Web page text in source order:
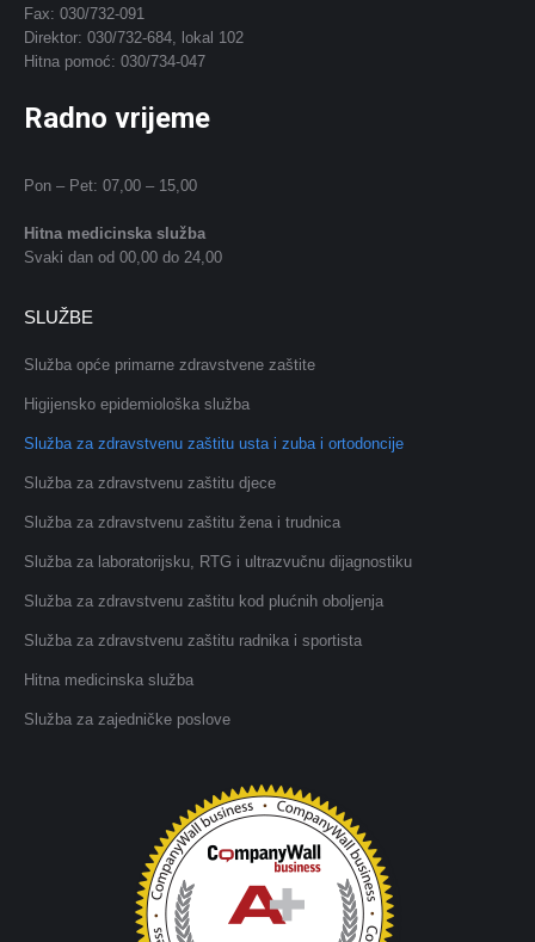
Fax: 030/732-091
Direktor: 030/732-684, lokal 102
Hitna pomoć: 030/734-047
Radno vrijeme
Pon – Pet: 07,00 – 15,00
Hitna medicinska služba
Svaki dan od 00,00 do 24,00
SLUŽBE
Služba opće primarne zdravstvene zaštite
Higijensko epidemiološka služba
Služba za zdravstvenu zaštitu usta i zuba i ortodoncije
Služba za zdravstvenu zaštitu djece
Služba za zdravstvenu zaštitu žena i trudnica
Služba za laboratorijsku, RTG i ultrazvučnu dijagnostiku
Služba za zdravstvenu zaštitu kod plućnih oboljenja
Služba za zdravstvenu zaštitu radnika i sportista
Hitna medicinska služba
Služba za zajedničke poslove